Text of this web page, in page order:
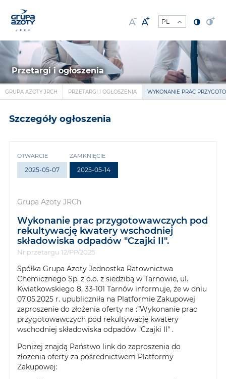
Przetargi i ogłoszenia
GRUPA AZOTY JRCH PRZETARGI I OGŁOSZENIA WYKONANIE PRAC
Szczegóły ogłoszenia
OTWARCIE
2025-05-07
ZAMKNIĘCIE
2025-05-14
Grupa Azoty JRCh
Wykonanie prac przygotowawczych pod
rekultywację kwatery wschodniej
składowiska odpadów "Czajki II".
Nr przetargu 12/PP/2025
Spółka Grupa Azoty Jednostka Ratownictwa
Chemicznego Sp. z o.o. z siedzibą w Tarnowie, ul.
Kwiatkowskiego 8, 33-101 Tarnów informuje, że w dniu
07.05.2025 r. upubliczniła na Platformie Zakupowej
zaproszenie do złożenia oferty na :”Wykonanie prac
przygotowawczych pod rekultywację kwatery
wschodniej składowiska odpadów "Czajki II" .
Poniżej znajdą Państwo link do zaproszenia do
złożenia oferty za pośrednictwem Platformy
Zakupowej: